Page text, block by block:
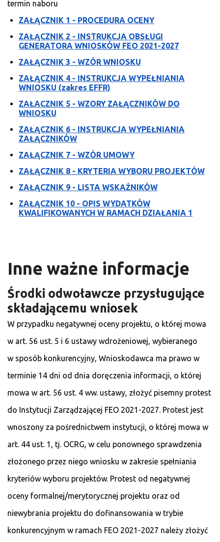
termin naboru
ZAŁĄCZNIK 1 - PROCEDURA OCENY
ZAŁĄCZNIK 2 - INSTRUKCJA OBSŁUGI
GENERATORA WNIOSKÓW FEO 2021-2027
ZAŁĄCZNIK 3 - WZÓR WNIOSKU
ZAŁĄCZNIK 4 - INSTRUKCJA WYPEŁNIANIA
WNIOSKU (zakres EFFR)
ZAŁACZNIK 5 - WZORY ZAŁĄCZNIKÓW DO
WNIOSKU
ZAŁĄCZNIK 6 - INSTRUKCJA WYPEŁNIANIA
ZAŁĄCZNIKÓW
ZAŁĄCZNIK 7 - WZÓR UMOWY
ZAŁĄCZNIK 8 - KRYTERIA WYBORU PROJEKTÓW
ZAŁĄCZNIK 9 - LISTA WSKAŹNIKÓW
ZAŁĄCZNIK 10 - OPIS WYDATKÓW
KWALIFIKOWANYCH W RAMACH DZIAŁANIA 1
Inne ważne informacje
Środki odwoławcze przysługujące
składającemu wniosek
W przypadku negatywnej oceny projektu, o której mowa
w art. 56 ust. 5 i 6 ustawy wdrożeniowej, wybieranego
w sposób konkurencyjny, Wnioskodawca ma prawo w
terminie 14 dni od dnia doręczenia informacji, o której
mowa w art. 56 ust. 4 ww. ustawy, złożyć pisemny protest
do Instytucji Zarządzającej FEO 2021-2027. Protest jest
wnoszony za pośrednictwem instytucji, o której mowa w
art. 44 ust. 1, tj. OCRG, w celu ponownego sprawdzenia
złożonego przez niego wniosku w zakresie spełniania
kryteriów wyboru projektów. Protest od negatywnej
oceny formalnej/merytorycznej projektu oraz od
niewybrania projektu do dofinansowania w trybie
konkurencyjnym w ramach FEO 2021-2027 należy złożyć